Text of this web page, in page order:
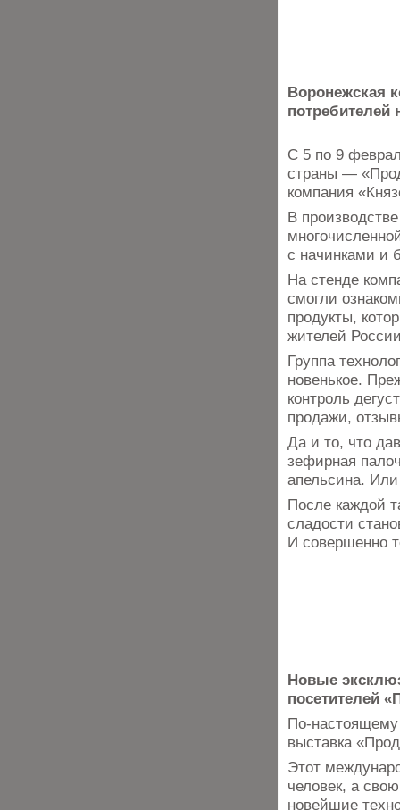
Воронежская
С 5 по 9
страны —
компания
В
с начинками и
На стенде
смогли
продукты,
жителей
Группа
новенькое.
контроль
продажи,
Да и то, что
зефирная
апельсина.
После каждой
сладости
И совершенно
Новые
посетителей
По-
выставка
Этот
человек, а
новейшие